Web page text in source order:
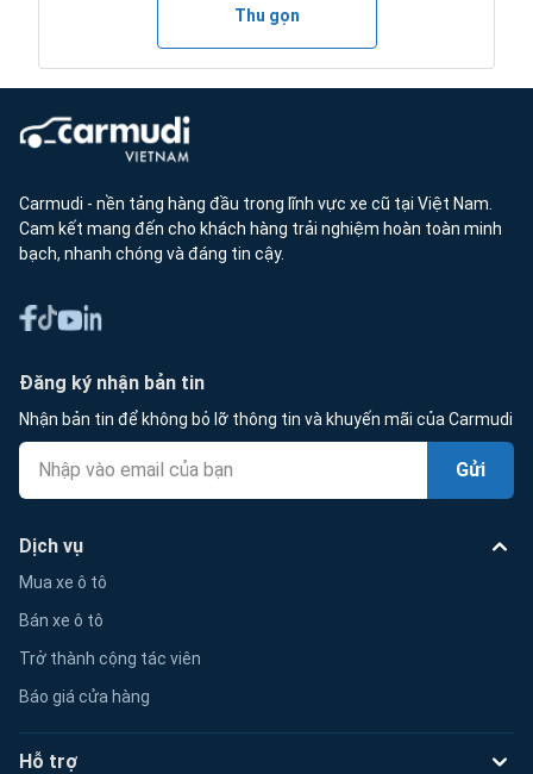
Thu gọn
Carmudi - nền tảng hàng đầu trong lĩnh vực xe cũ tại Việt Nam.
Cam kết mang đến cho khách hàng trải nghiệm hoàn toàn minh
bạch, nhanh chóng và đáng tin cậy.
Đăng ký nhận bản tin
Nhận bản tin để không bỏ lỡ thông tin và khuyến mãi của Carmudi
Gửi
Dịch vụ
Mua xe ô tô
Bán xe ô tô
Trở thành cộng tác viên
Báo giá cửa hàng
Hỗ trợ